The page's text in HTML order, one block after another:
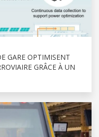
GARE OPTIMISENT
GRÂCE À UN